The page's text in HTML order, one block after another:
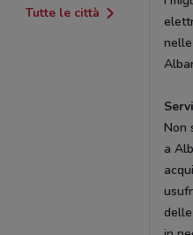
Tutte le città
Non
a